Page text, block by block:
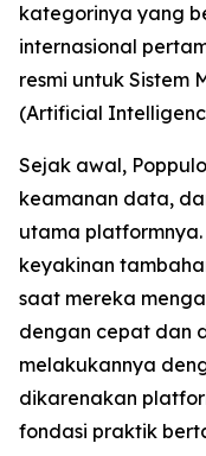
kategorinya yang
internasional
resmi untuk Sistem
(Artificial
Sejak awal,
keamanan data,
utama
keyakinan
saat mereka
dengan cepat dan
melakukannya
dikarenakan
fondasi praktik